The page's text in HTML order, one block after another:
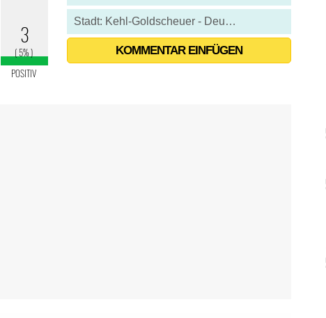
Stadt: Kehl-Goldscheuer - Deutschland
KOMMENTAR EINFÜGEN